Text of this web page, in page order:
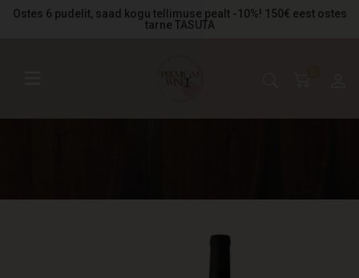
Ostes 6 pudelit, saad kogu tellimuse pealt -10%! 150€ eest ostes
tarne TASUTA